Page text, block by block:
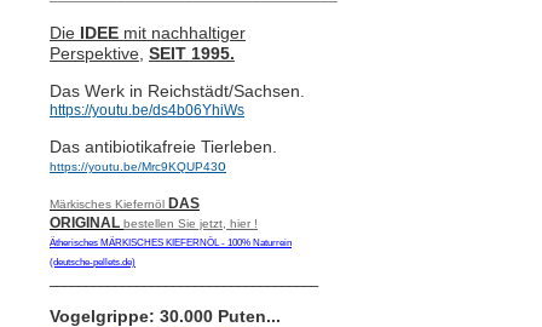
Die IDEE mit nachhaltiger
Perspektive, SEIT 1995.
Das Werk in Reichstädt/Sachsen.
https://youtu.be/ds4b06YhiWs
Das antibiotikafreie Tierleben.
https://youtu.be/Mrc9KQUP43o
Märkisches Kiefernöl DAS
ORIGINAL bestellen Sie jetzt, hier !
Ätherisches MÄRKISCHES KIEFERNÖL - 100% Naturrein
(deutsche-pellets.de)
Vogelgrippe: 30.000 Puten...